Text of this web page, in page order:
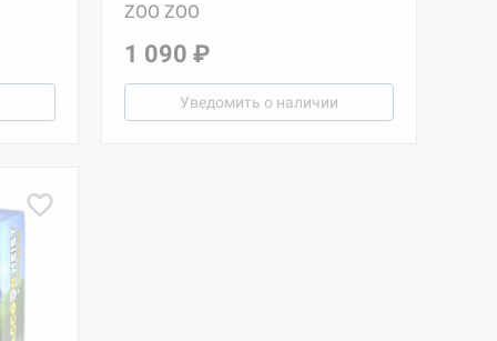
ZOO ZOO
1 090 ₽
Уведомить о наличии